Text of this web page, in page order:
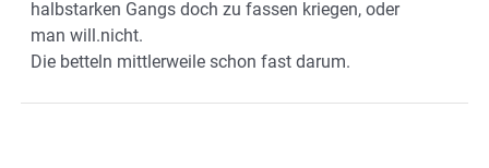
halbstarken Gangs doch zu fassen kriegen, oder
man will.nicht.
Die betteln mittlerweile schon fast darum.